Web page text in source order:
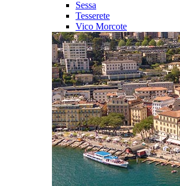
Sessa
Tesserete
Vico Morcote